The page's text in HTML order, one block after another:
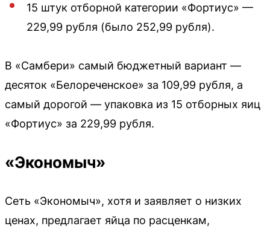
15 штук отборной категории «Фортиус» —
229,99 рубля (было 252,99 рубля).
В «Самбери» самый бюджетный вариант —
десяток «Белореченское» за 109,99 рубля, а
самый дорогой — упаковка из 15 отборных яиц
«Фортиус» за 229,99 рубля.
«Экономыч»
Сеть «Экономыч», хотя и заявляет о низких
ценах, предлагает яйца по расценкам,